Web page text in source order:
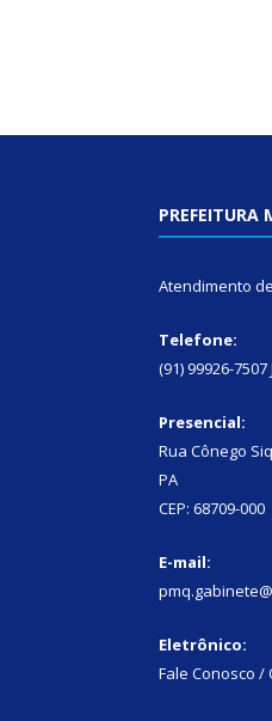
PREFEITURA
Atendimento
Telefone:
(91) 99926-
Presencial:
Rua Cônego
PA
CEP: 68709-000
E-mail:
Eletrônico:
Fale Conosco /